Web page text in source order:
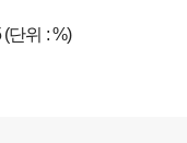
단위 : %)